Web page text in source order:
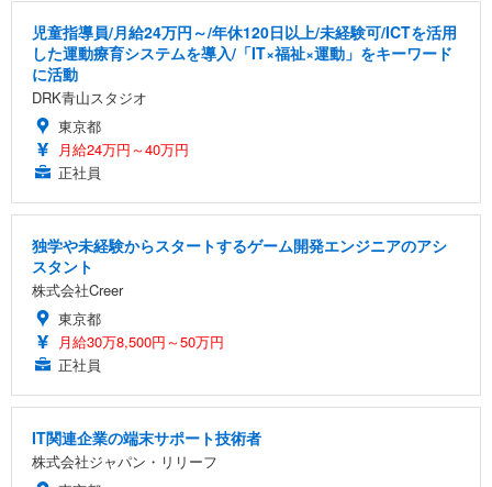
児童指導員/月給24万円～/年休120日以上/未経験可/ICTを活用
した運動療育システムを導入/「IT×福祉×運動」をキーワード
に活動
DRK青山スタジオ
東京都
月給24万円～40万円
正社員
独学や未経験からスタートするゲーム開発エンジニアのアシ
スタント
株式会社Creer
東京都
月給30万8,500円～50万円
正社員
IT関連企業の端末サポート技術者
株式会社ジャパン・リリーフ